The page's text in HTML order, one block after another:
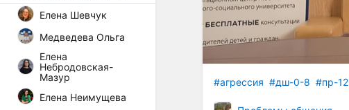
Елена Шевчук
Медведева Ольга
Елена
Небродовская-
Мазур
Елена Неимущева
#агрессия #дш-0-8 #пр-12